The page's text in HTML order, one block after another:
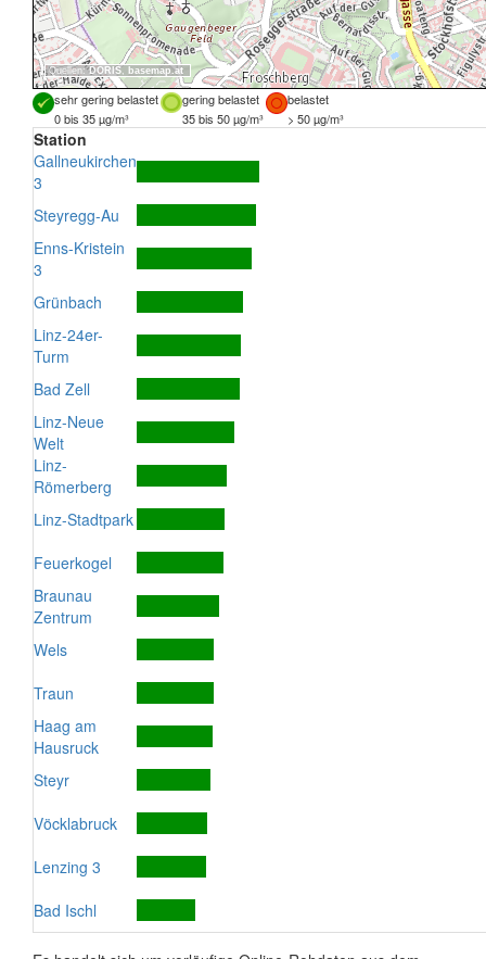
Quellen:DORIS, basemap.at
sehr gering belastet gering belastet
belastet
0 bis 35 µg/m³
35 bis 50 µg/m³ > 50 µg/m³
Station
Gallneukirchen
3
Steyregg-Au
Enns-Kristein
3
Grünbach
Linz-24er-
Turm
Bad Zell
Linz-Neue
Welt
Linz-
Römerberg
Linz-Stadtpark
Feuerkogel
Braunau
Zentrum
Wels
Traun
Haag am
Hausruck
Steyr
Vöcklabruck
Lenzing 3
Bad Ischl